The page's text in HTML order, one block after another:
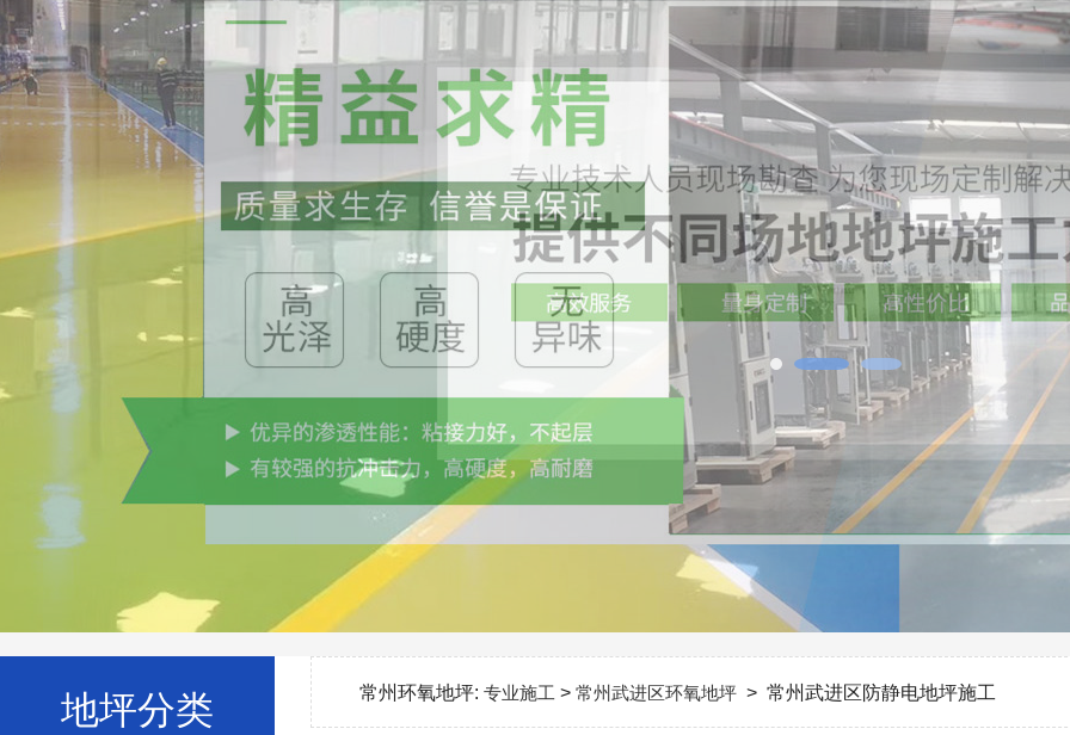
地坪分类 常州环氧地坪: 专业施工 > 常州武进区环氧地坪 > 常州武进区防静电地坪施工